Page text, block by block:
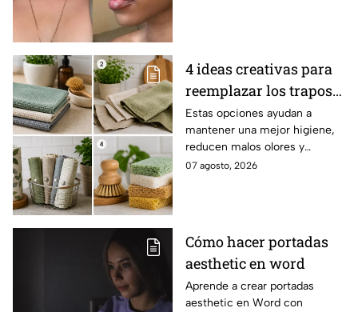
4 ideas creativas para
reemplazar los trapos
de cocina por opciones
más saludables,
modernas y elegantes
Estas opciones ayudan a
mantener una mejor higiene,
reducen malos olores y
aportan un toque moderno a la
07 agosto, 2026
Cómo hacer portadas
aesthetic en word
Aprende a crear portadas
aesthetic en Word con